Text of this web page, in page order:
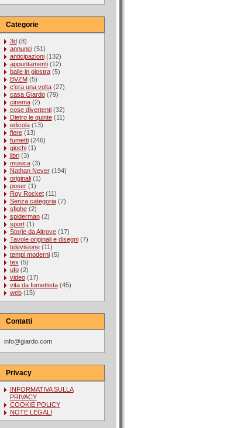
Categorie
3d(8)
annunci(51)
anticipazioni(132)
appuntamenti(12)
balle in giostra(5)
BVZM(5)
c'era una volta(27)
casa Giardo(79)
cinema(2)
cose divertenti(32)
Dietro le quinte(11)
edicola(13)
fiere(13)
fumetti(246)
giochi(1)
libri(3)
musica(3)
Nathan Never(194)
originali(1)
poser(1)
Roy Rocket(11)
Senza categoria(7)
sfighe(2)
spiderman(2)
sport(1)
Storie da Altrove(17)
Tavole originali e disegni(7)
televisione(11)
tempi moderni(5)
tex (5)
ufo(2)
video(17)
vita da fumettista(45)
web(15)
Contatti
info@giardo.com
Privacy
INFORMATIVA SULLA
PRIVACY
COOKIE POLICY
NOTE LEGALI